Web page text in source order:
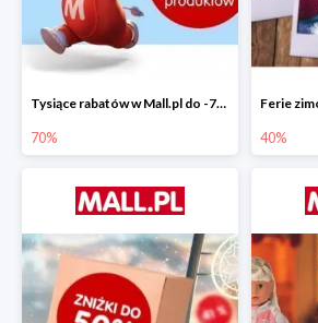
Tysiące rabatów w Mall.pl do -70%
70% 40%